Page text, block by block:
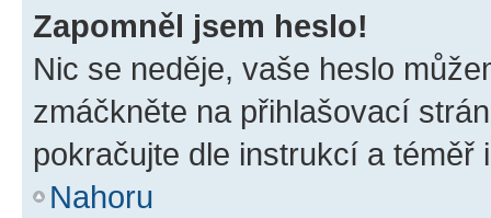
Zapomněl jsem heslo!
Nic se neděje, vaše heslo
zmáčkněte na přihlašovací
pokračujte dle instrukcí a téměř
Nahoru